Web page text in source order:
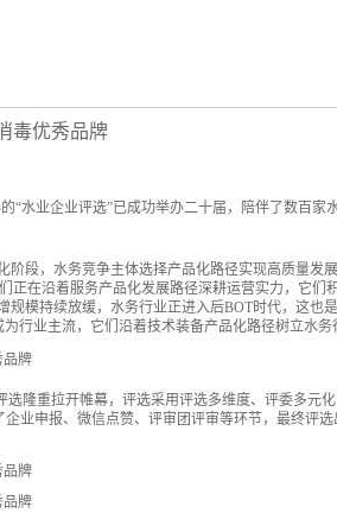
毒优秀品牌
“水业企业评选”已成功举办二十届，陪伴了数百家
阶段，水务竞争主体选择产品化路径实现高质量发
正在沿着服务产品化发展路径深耕运营实力，它们
规模持续放缓，水务行业正进入后BOT时代，这也
行业主流，它们沿着技术装备产品化路径树立水务
选隆重拉开帷幕，评选采用评选多维度、评委多元
业申报、微信点赞、评审团评审等环节，最终评选